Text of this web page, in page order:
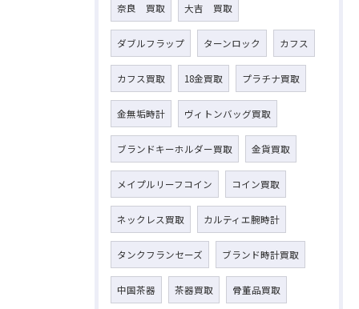
奈良 買取 大吉 買取
ダブルフラップ ターンロック カフス
カフス買取 18金買取 プラチナ買取
金無垢時計 ヴィトンバッグ買取
ブランドキーホルダー買取 金貨買取
メイプルリーフコイン コイン買取
ネックレス買取 カルティエ腕時計
タンクフランセーズ ブランド時計買取
中国茶器 茶器買取 骨董品買取